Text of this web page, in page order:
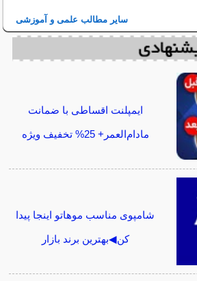
سایر مطالب علمی و آموزشی
ایمپلنت اقساطی با ضمانت
مادام‌العمر+ 25% تخفیف ویژه
شامپوی مناسب موهاتو اینجا پیدا
کن◀بهترین برند بازار